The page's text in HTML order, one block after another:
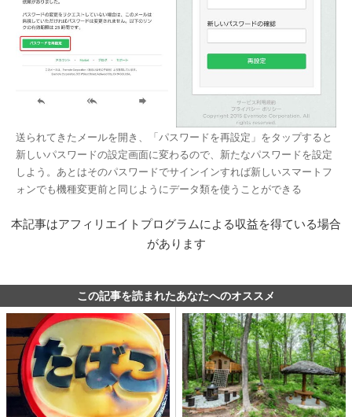
送られてきたメールを開き、「パスワードを再設定」をタップすると
新しいパスワードの設定画面に変わるので、新たなパスワードを設定
しよう。あとはそのパスワードでサインインすれば新しいスマートフ
ォンでも機種変更前と同じようにデータ類を使うことができる
本記事はアフィリエイトプログラムによる収益を得ている場合
があります
この記事を読まれたあなたへのオススメ